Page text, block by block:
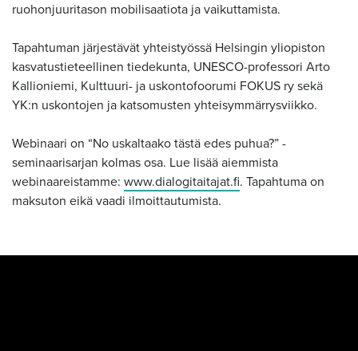
ruohonjuuritason mobilisaatiota ja vaikuttamista.
Tapahtuman järjestävät yhteistyössä Helsingin yliopiston
kasvatustieteellinen tiedekunta, UNESCO-professori Arto
Kallioniemi, Kulttuuri- ja uskontofoorumi FOKUS ry sekä
YK:n uskontojen ja katsomusten yhteisymmärrysviikko.
Webinaari on “No uskaltaako tästä edes puhua?” -
seminaarisarjan kolmas osa. Lue lisää aiemmista
webinaareistamme: www.dialogitaitajat.fi. Tapahtuma on
maksuton eikä vaadi ilmoittautumista.